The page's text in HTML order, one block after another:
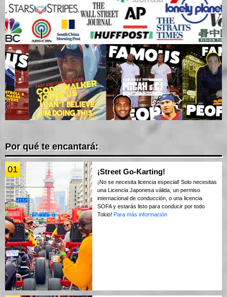
Por qué te encantará:
01 ¡Street Go-Karting!
¡No se necesita licencia especial! Solo necesitas
una Licencia Japonesa válida, un permiso
internacional de conducción, o una licencia
SOFA y estarás listo para conducir por todo
Tokio! Para más información